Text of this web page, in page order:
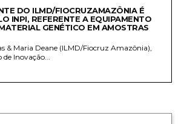
DO ILMD/FIOCRUZAMAZÔNIA É
INPI, REFERENTE A EQUIPAMENTO
GENÉTICO EM AMOSTRAS
& Maria Deane (ILMD/Fiocruz Amazônia),
Inovação...